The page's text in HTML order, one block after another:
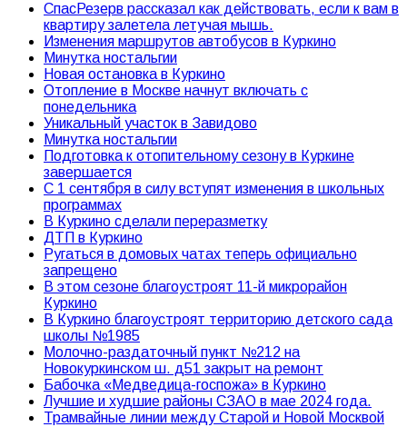
СпасРезерв рассказал как действовать, если к вам в
квартиру залетела летучая мышь.
Изменения маршрутов автобусов в Куркино
Минутка ностальгии
Новая остановка в Куркино
Отопление в Москве начнут включать с
понедельника
Уникальный участок в Завидово
Минутка ностальгии
Подготовка к отопительному сезону в Куркине
завершается
С 1 сентября в силу вступят изменения в школьных
программах
В Куркино сделали переразметку
ДТП в Куркино
Ругаться в домовых чатах теперь официально
запрещено
В этом сезоне благоустроят 11-й микрорайон
Куркино
В Куркино благоустроят территорию детского сада
школы №1985
Молочно-раздаточный пункт №212 на
Новокуркинском ш. д51 закрыт на ремонт
Бабочка «Медведица-госпожа» в Куркино
Лучшие и худшие районы СЗАО в мае 2024 года.
Трамвайные линии между Старой и Новой Москвой